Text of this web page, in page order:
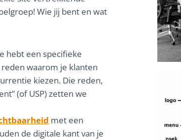
Wie jij bent en wat
hebt een specifieke
waarom je klanten
kiezen. Die reden,
(of USP) zetten we
met een
de digitale kant van je